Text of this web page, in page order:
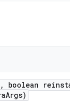
,
boolean
Args)